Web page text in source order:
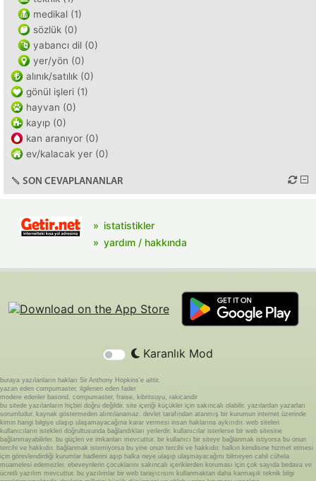
medikal (1)
sözlük (0)
yabancı dil (0)
yer/yön (0)
alınık/satılık (0)
gönül işleri (1)
hayvan (0)
kayıp (0)
kan aranıyor (0)
ev/kalacak yer (0)
SON CEVAPLANANLAR
istatistikler
yardım / hakkında
Karanlık Mod
buraya yazılanların hakları Sir Anthony Hopkins'e aittir.
yazan eden compumaster, ilgilenen eden fader
modere edenler basond, compumaster, fraise, kibritsuyu, rakicandir
bu sitede yazılanların hiçbiri doğru değildir. site içeriği küçükler için sakıncalı olabilir. yazılardan yazarları
sorumludur. kaynak göstermeden alıntılanamaz. devlet tarafından atanmış bir kurumun internet üzerinde
kimin hangi bilgiye ulaşıp ulaşamayacağına karar vermesi insan haklarına aykırıdır. web siteleri
kullanıcıların istekleri doğrultusunda bağlandıkları yerlerdir. kullanıcılar isterlerse bir web sitesine
bağlanmayabilirler. bu güçleri ve imkanları mevcuttur. bir kullanıcı bir siteye bağlanmak istiyorsa bu onun
tercihi ve hakkıdır. bağlanmak istemiyorsa bu yine onun tercihi ve hakkıdır. halkın kendisine hizmet etmesi
için görevlendirdiği kurumlar hadlerini aşıp halka neye ulaşıp ulaşmayacağını bilmeyen cahil cühela
muamelesi edemezler. ebeveynlerin çocuklarını sakıncalı içeriklerden koruması için çok sayıda bedava ve
ücretli yazılım mevcuttur. bu yazılımlar bir web tarayıcısını kullanmaktan daha karmaşık teknik bilgi